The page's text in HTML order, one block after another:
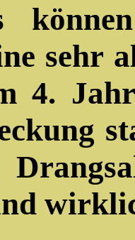
sehr
4.